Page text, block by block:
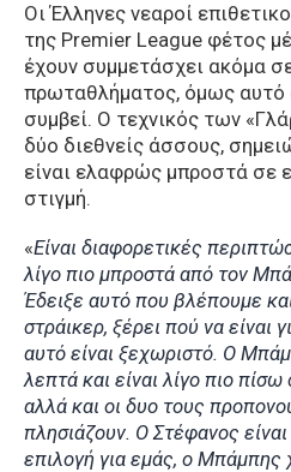
Οι Έλληνες νεαροί
της Premier League φέτος
έχουν συμμετάσχει ακόμα
πρωταθλήματος, όμως αυτό
συμβεί. Ο τεχνικός των
δύο διεθνείς άσσους,
είναι ελαφρώς μπροστά σε
στιγμή.
«Είναι διαφορετικές
λίγο πιο μπροστά από τον
Έδειξε αυτό που βλέπουμε
στράικερ, ξέρει πού να είναι
αυτό είναι ξεχωριστό. Ο
λεπτά και είναι λίγο πιο
αλλά και οι δυο τους
πλησιάζουν. Ο Στέφανος είναι
επιλογή για εμάς, ο Μπάμπης